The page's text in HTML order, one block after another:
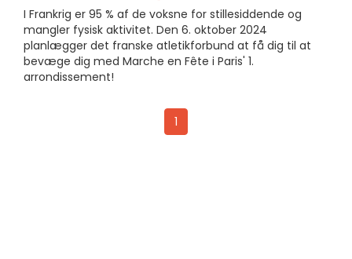
I Frankrig er 95 % af de voksne for stillesiddende og
mangler fysisk aktivitet. Den 6. oktober 2024
planlægger det franske atletikforbund at få dig til at
bevæge dig med Marche en Fête i Paris' 1.
arrondissement!
1